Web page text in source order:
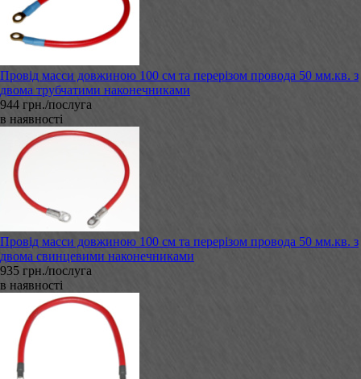
Провід масси довжиною 100 см та перерізом провода 50 мм.кв. з
двома трубчатими наконечниками
944 грн./послуга
в наявності
Провід масси довжиною 100 см та перерізом провода 50 мм.кв. з
двома свинцевими наконечниками
935 грн./послуга
в наявності